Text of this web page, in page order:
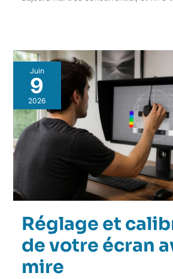
Juin
9
2026
Réglage et
de votre écran
mire